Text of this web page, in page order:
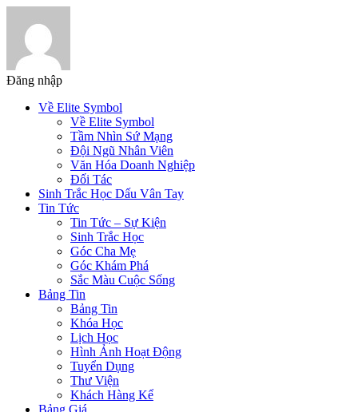
Đăng nhập
Về Elite Symbol
Về Elite Symbol
Tầm Nhìn Sứ Mạng
Đội Ngũ Nhân Viên
Văn Hóa Doanh Nghiệp
Đối Tác
Sinh Trắc Học Dấu Vân Tay
Tin Tức
Tin Tức – Sự Kiện
Sinh Trắc Học
Góc Cha Mẹ
Góc Khám Phá
Sắc Màu Cuộc Sống
Bảng Tin
Bảng Tin
Khóa Học
Lịch Học
Hình Ảnh Hoạt Động
Tuyển Dụng
Thư Viện
Khách Hàng Kể
Bảng Giá